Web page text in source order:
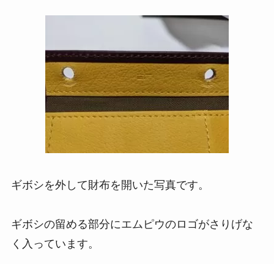
ギボシを外して財布を開いた写真です。
ギボシの留める部分にエムピウのロゴがさりげな
く入っています。